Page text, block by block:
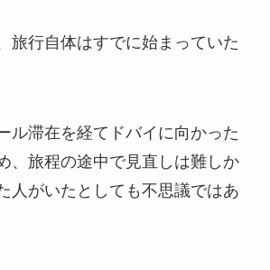
旅行自体はすでに始まっていた
ル滞在を経てドバイに向かった
、旅程の途中で見直しは難しか
人がいたとしても不思議ではあ